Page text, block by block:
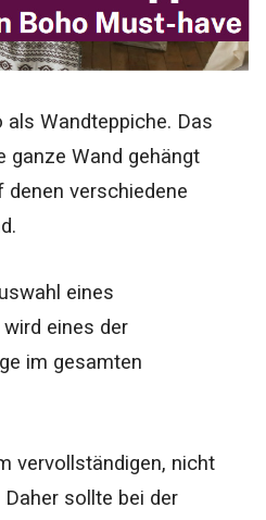
Wandteppiche. Das
ganze Wand gehängt
denen verschiedene
eines
eines der
im gesamten
vervollständigen, nicht
sollte bei der